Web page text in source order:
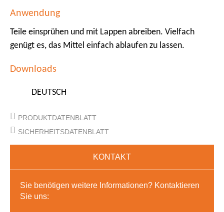
Anwendung
Teile einsprühen und mit Lappen abreiben. Vielfach
genügt es, das Mittel einfach ablaufen zu lassen.
Downloads
DEUTSCH
PRODUKTDATENBLATT
SICHERHEITSDATENBLATT
KONTAKT
Sie benötigen weitere Informationen? Kontaktieren
Sie uns: